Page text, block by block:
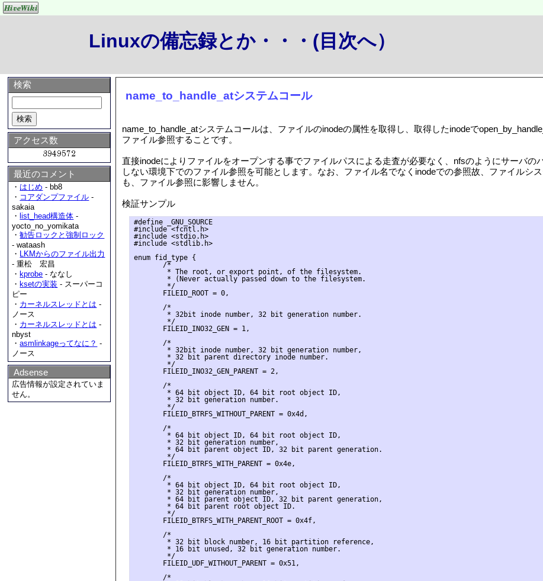
Linuxの備忘録とか・・・(目次へ）
name_to_handle_atシステムコール
name_to_handle_atシステムコールは、ファイルのinodeの属性を取得し、取得したinodeで
ファイル参照することです。
直接inodeによりファイルをオープンする事でファイルパスによる走査が必要なく、nfsのようにサーバ
しない環境下でのファイル参照を可能とします。なお、ファイル名でなくinodeでの参照故、ファイルシ
も、ファイル参照に影響しません。
検証サンプル
#define _GNU_SOURCE
#include <fcntl.h>
#include <stdio.h>
#include <stdlib.h>
enum fid_type {
       /*
        * The root, or export point, of the filesystem.
        * (Never actually passed down to the filesystem.
        */
       FILEID_ROOT = 0,
       /*
        * 32bit inode number, 32 bit generation number.
        */
       FILEID_INO32_GEN = 1,
       /*
        * 32bit inode number, 32 bit generation number,
        * 32 bit parent directory inode number.
        */
       FILEID_INO32_GEN_PARENT = 2,
       /*
        * 64 bit object ID, 64 bit root object ID,
        * 32 bit generation number.
        */
       FILEID_BTRFS_WITHOUT_PARENT = 0x4d,
       /*
        * 64 bit object ID, 64 bit root object ID,
        * 32 bit generation number,
        * 64 bit parent object ID, 32 bit parent generation.
        */
       FILEID_BTRFS_WITH_PARENT = 0x4e,
       /*
        * 64 bit object ID, 64 bit root object ID,
        * 32 bit generation number,
        * 64 bit parent object ID, 32 bit parent generation,
        * 64 bit parent root object ID.
        */
       FILEID_BTRFS_WITH_PARENT_ROOT = 0x4f,
       /*
        * 32 bit block number, 16 bit partition reference,
        * 16 bit unused, 32 bit generation number.
        */
       FILEID_UDF_WITHOUT_PARENT = 0x51,
       /*
検索
アクセス数
最近のコメント
・ はじめ - bb8
・ コアダンプファイル -
sakaia
・ list_head構造体 -
yocto_no_yomikata
・勧告ロックと強制ロック
- wataash
・ LKMからのファイル出力
- 重松 宏昌
・ kprobe - ななし
・ ksetの実装 - スーパーコ
ピー
・ カーネルスレッドとは -
ノース
・ カーネルスレッドとは -
nbyst
・asmlinkageってなに？ -
ノース
Adsense
広告情報が設定されていま
せん。